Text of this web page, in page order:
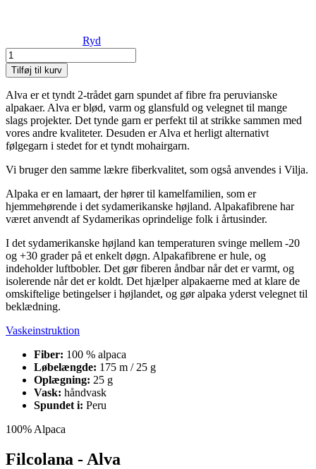
Ryd
Filcolana
-
Alva
antal
Tilføj til kurv
Alva er et tyndt 2-trådet garn spundet af fibre fra peruvianske
alpakaer. Alva er blød, varm og glansfuld og velegnet til mange
slags projekter. Det tynde garn er perfekt til at strikke sammen med
vores andre kvaliteter. Desuden er Alva et herligt alternativt
følgegarn i stedet for et tyndt mohairgarn.
Vi bruger den samme lækre fiberkvalitet, som også anvendes i Vilja.
Alpaka er en lamaart, der hører til kamelfamilien, som er
hjemmehørende i det sydamerikanske højland. Alpakafibrene har
været anvendt af Sydamerikas oprindelige folk i årtusinder.
I det sydamerikanske højland kan temperaturen svinge mellem -20
og +30 grader på et enkelt døgn. Alpakafibrene er hule, og
indeholder luftbobler. Det gør fiberen åndbar når det er varmt, og
isolerende når det er koldt. Det hjælper alpakaerne med at klare de
omskiftelige betingelser i højlandet, og gør alpaka yderst velegnet til
beklædning.
Vaskeinstruktion
Fiber: 100 % alpaca
Løbelængde: 175 m / 25 g
Oplægning: 25 g
Vask: håndvask
Spundet i: Peru
100% Alpaca
Filcolana - Alva